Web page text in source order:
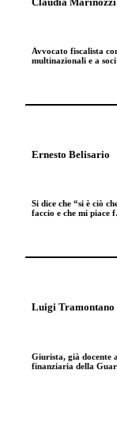
Avvocato fiscalista
multinazionali e a
Ernesto Belisario
Si dice che “si è ciò
faccio e che mi piace
Luigi Tramontano
Giurista, già docente
finanziaria della